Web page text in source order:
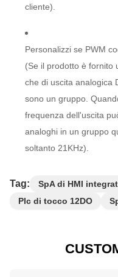
cliente).
Personalizzi se PWM
(Se il prodotto è fornito
che di uscita analogica
sono un gruppo.
frequenza dell'uscita
analoghi in un gruppo
soltanto 21KHz).
Tag:
SpA di HMI
Plc di tocco 12DO